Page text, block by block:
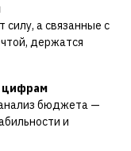
а связанные с
держатся
цифрам
бюджета —
и